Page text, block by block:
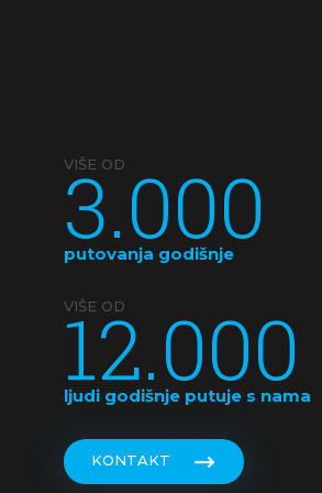
VIŠE OD
3.000
putovanja godišnje
VIŠE OD
12.000
ljudi godišnje putuje s nama
KONTAKT